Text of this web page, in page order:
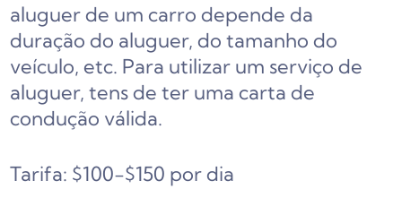
aluguer de um carro depende da
duração do aluguer, do tamanho do
veículo, etc. Para utilizar um serviço de
aluguer, tens de ter uma carta de
condução válida.
Tarifa: $100-$150 por dia